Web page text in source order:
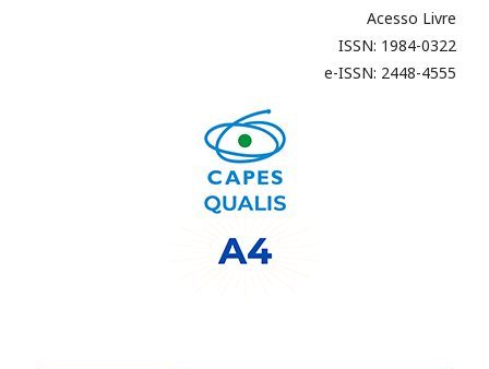
Acesso Livre
ISSN: 1984-0322
e-ISSN: 2448-4555